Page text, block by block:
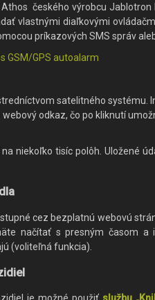
českého výrobcu
vlastnými diaľkovými
príkazových SMS správ
GSM/GPS autoalarm
satelitného
odkaz, čo po kliknutí
niekoľko tisíc polôh. Uložené
cez bezplatnú webovú
načítať s presným časom
(voliteľná funkcia).